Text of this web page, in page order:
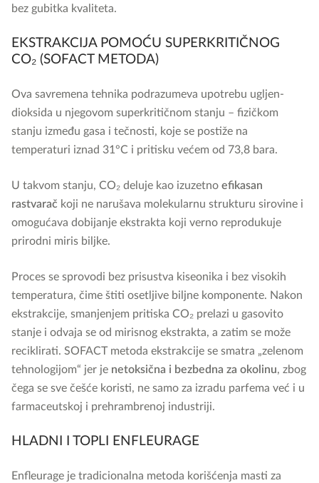
bez gubitka kvaliteta.
EKSTRAKCIJA POMOĆU SUPERKRITIČNOG
CO₂ (SOFACT METODA)
Ova savremena tehnika podrazumeva upotrebu ugljen-
dioksida u njegovom superkritičnom stanju – fizičkom
stanju između gasa i tečnosti, koje se postiže na
temperaturi iznad 31°C i pritisku većem od 73,8 bara.
U takvom stanju, CO₂ deluje kao izuzetno efikasan
rastvarač koji ne narušava molekularnu strukturu sirovine i
omogućava dobijanje ekstrakta koji verno reprodukuje
prirodni miris biljke.
Proces se sprovodi bez prisustva kiseonika i bez visokih
temperatura, čime štiti osetljive biljne komponente. Nakon
ekstrakcije, smanjenjem pritiska CO₂ prelazi u gasovito
stanje i odvaja se od mirisnog ekstrakta, a zatim se može
reciklirati. SOFACT metoda ekstrakcije se smatra „zelenom
tehnologijom“ jer je netoksična i bezbedna za okolinu, zbog
čega se sve češće koristi, ne samo za izradu parfema već i u
farmaceutskoj i prehrambrenoj industriji.
HLADNI I TOPLI ENFLEURAGE
Enfleurage je tradicionalna metoda korišćenja masti za